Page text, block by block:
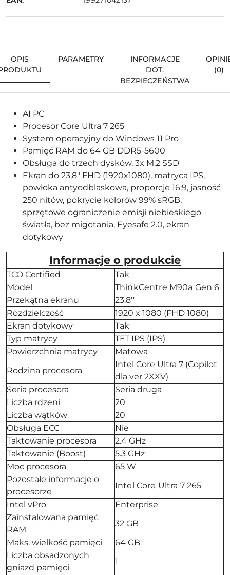
OPIS
PARAMETRY
INFORMACJE
DOT.
BEZPIECZEŃSTWA
(0)
AI PC
Procesor Core Ultra 7 265
System operacyjny do Windows 11 Pro
Pamięć RAM do 64 GB DDR5-5600
Obsługa do trzech dysków, 3x M.2 SSD
Ekran do 23,8" FHD (1920x1080), matryca IPS,
powłoka antyodblaskowa, proporcje 16:9, jasność
250 nitów, pokrycie kolorów 99% sRGB,
sprzętowe ograniczenie emisji niebieskiego
światła, bez migotania, Eyesafe 2.0, ekran
dotykowy
Informacje o produkcie
TCO Certified
Tak
Model
ThinkCentre M90a Gen 6
Przekątna ekranu
23.8''
Rozdzielczość
1920 x 1080 (FHD 1080)
Ekran dotykowy
Tak
Typ matrycy
TFT IPS (IPS)
Powierzchnia matrycy
Matowa
Rodzina procesora
Intel Core Ultra 7 (Copilot
dla ver 2XXV)
Seria procesora
Seria druga
Liczba rdzeni
20
Liczba wątków
20
Obsługa ECC
Nie
Taktowanie procesora
2.4 GHz
Taktowanie (Boost)
5.3 GHz
Moc procesora
65 W
Pozostałe informacje o
procesorze
Intel Core Ultra 7 265
Intel vPro
Enterprise
Zainstalowana pamięć
RAM
32 GB
Maks. wielkość pamięci
64 GB
Liczba obsadzonych
gniazd pamięci
1